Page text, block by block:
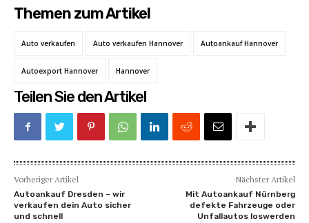
Themen zum Artikel
Auto verkaufen Auto verkaufen Hannover Autoankauf Hannover
Autoexport Hannover Hannover
Teilen Sie den Artikel
Vorheriger Artikel
Autoankauf Dresden – wir
verkaufen dein Auto sicher
und schnell
Nächster Artikel
Mit Autoankauf Nürnberg
defekte Fahrzeuge oder
Unfallautos loswerden